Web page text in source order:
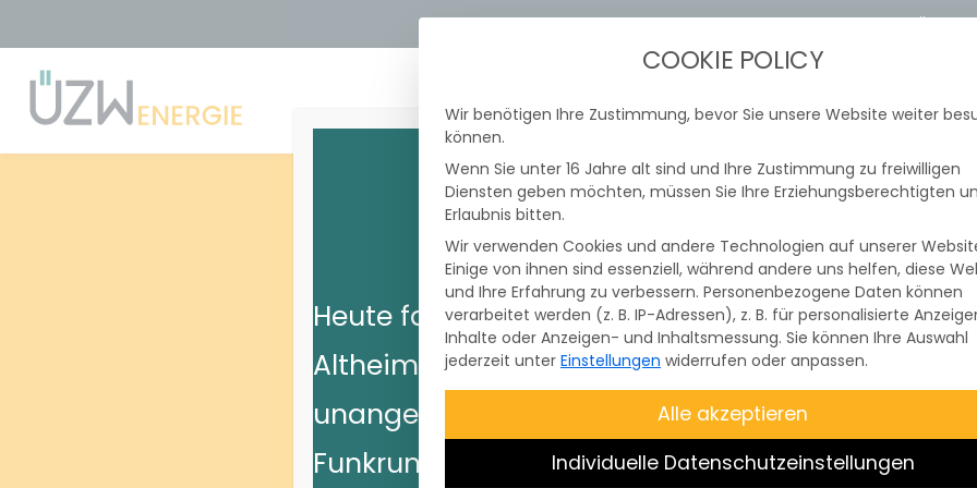
STROMTARIFRECHNER
STROM PHOTOVOLTAIK E-MOBILITÄT GEWERBE
Heute fanden im Netzgebiert der
Altheim Netz AGnochmalsgesetzlich
unangekündigte
Testschaltungender
Funkrundsteuerempfänger (FRE) statt. Davon
COOKIE POLICY
Wir benötigen Ihre Zustimmung, bevor Sie unsere Website weiter
können.
Wenn Sie unter 16 Jahre alt sind und Ihre Zustimmung zu freiwilligen
Diensten geben möchten, müssen Sie Ihre Erziehungsberechtigten
Erlaubnis bitten.
Wir verwenden Cookies und andere Technologien auf unserer
Einige von ihnen sind essenziell, während andere uns helfen, diese
und Ihre Erfahrung zu verbessern. Personenbezogene Daten können
verarbeitet werden (z. B. IP-Adressen), z. B. für personalisierte
Inhalte oder Anzeigen- und Inhaltsmessung. Sie können Ihre Auswahl
jederzeit unter Einstellungen widerrufen oder anpassen.
Alle akzeptieren
Individuelle Datenschutzeinstellungen